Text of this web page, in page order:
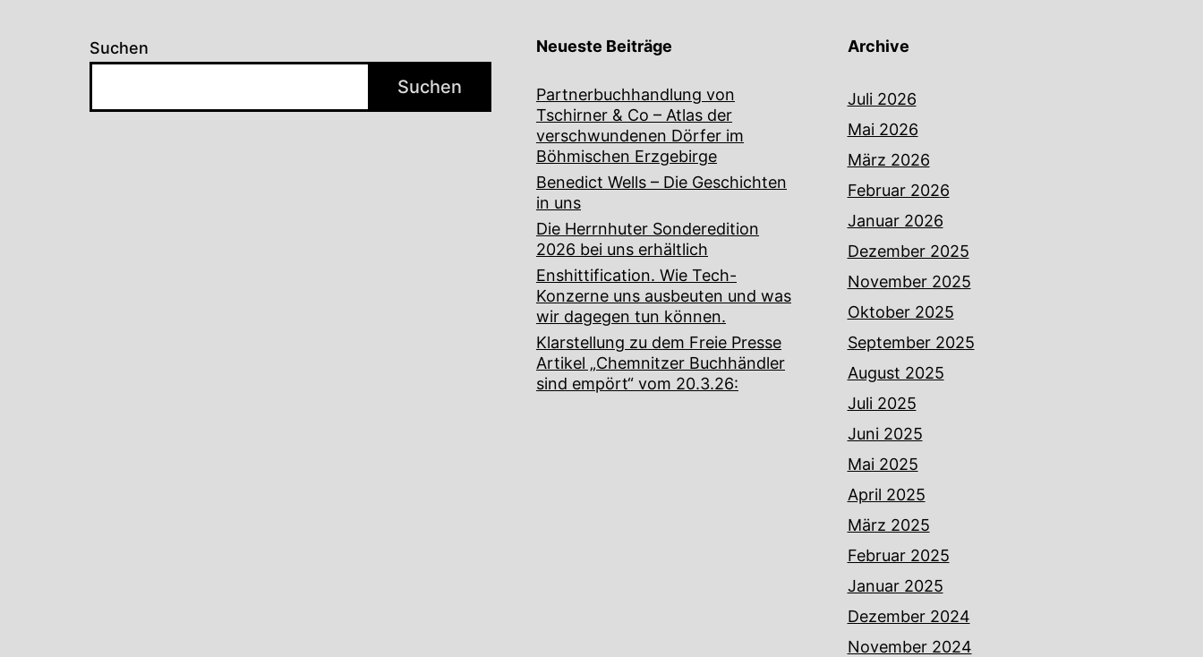
Suchen
Suchen
Neueste Beiträge
Partnerbuchhandlung von
Tschirner & Co – Atlas der
verschwundenen Dörfer im
Böhmischen Erzgebirge
Benedict Wells – Die Geschichten
in uns
Die Herrnhuter Sonderedition
2026 bei uns erhältlich
Enshittification. Wie Tech-
Konzerne uns ausbeuten und was
wir dagegen tun können.
Klarstellung zu dem Freie Presse
Artikel „Chemnitzer Buchhändler
sind empört“ vom 20.3.26:
Archive
Juli 2026
Mai 2026
März 2026
Februar 2026
Januar 2026
Dezember 2025
November 2025
Oktober 2025
September 2025
August 2025
Juli 2025
Juni 2025
Mai 2025
April 2025
März 2025
Februar 2025
Januar 2025
Dezember 2024
November 2024